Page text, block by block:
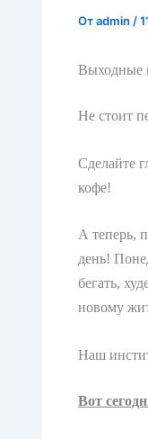
Отadmin /
Выходные
Не стоит
Сделайте
кофе!
А теперь,
день!
бегать,
новому
Наш
Вот